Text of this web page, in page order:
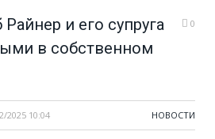
и его супруга
в собственном
0
2025 10:04 НОВОСТИ